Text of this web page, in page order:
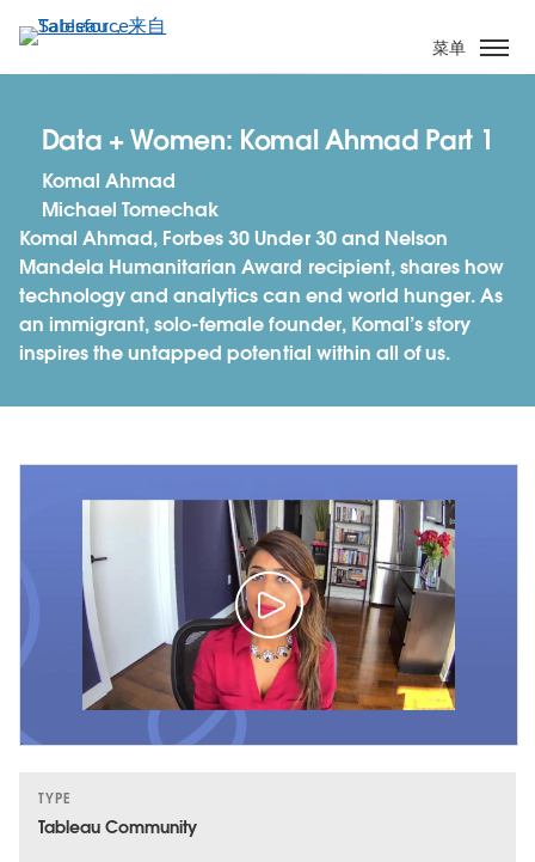
转
到
菜单
Data + Women: Komal Ahmad Part 1
Komal Ahmad
Michael Tomechak
Komal Ahmad, Forbes 30 Under 30 and Nelson
Mandela Humanitarian Award recipient, shares how
technology and analytics can end world hunger. As
an immigrant, solo-female founder, Komal’s story
inspires the untapped potential within all of us.
TYPE
Tableau Community